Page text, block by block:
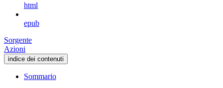
html
epub
Sorgente
Azioni
indice dei contenuti
Sommario